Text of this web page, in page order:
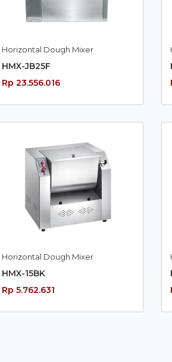
Horizontal Dough Mixer
HMX-JB25F
Rp 23.556.016
Horizontal Dough Mixer
HMX-15BK
Rp 5.762.631